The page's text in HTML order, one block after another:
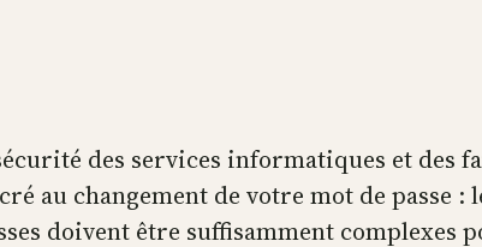
des services informatiques et des
au changement de votre mot de passe :
doivent être suffisamment